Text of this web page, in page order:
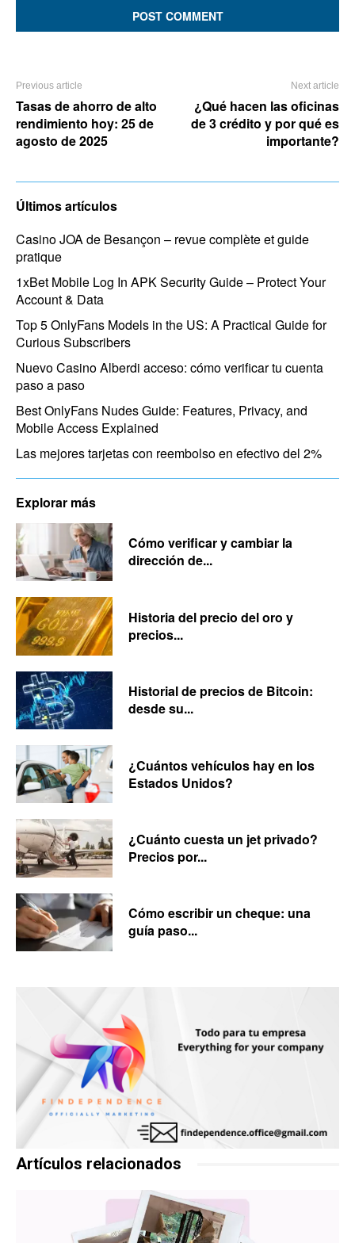
Previous article
Tasas de ahorro de alto
rendimiento hoy: 25 de
agosto de 2025
Next article
¿Qué hacen las oficinas
de 3 crédito y por qué es
importante?
Últimos artículos
Casino JOA de Besançon – revue complète et guide
pratique
1xBet Mobile Log In APK Security Guide – Protect Your
Account & Data
Top 5 OnlyFans Models in the US: A Practical Guide for
Curious Subscribers
Nuevo Casino Alberdi acceso: cómo verificar tu cuenta
paso a paso
Best OnlyFans Nudes Guide: Features, Privacy, and
Mobile Access Explained
Las mejores tarjetas con reembolso en efectivo del 2%
Explorar más
Cómo verificar y cambiar la
dirección de...
Historia del precio del oro y
precios...
Historial de precios de Bitcoin:
desde su...
¿Cuántos vehículos hay en los
Estados Unidos?
¿Cuánto cuesta un jet privado?
Precios por...
Cómo escribir un cheque: una
guía paso...
Artículos relacionados